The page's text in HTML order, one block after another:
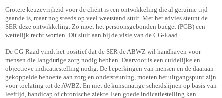
Grotere keuzevrijheid voor de cliënt is een ontwikkeling die al geruime tijd
gaande is, maar nog steeds op veel weerstand stuit. Met het advies steunt de
SER deze ontwikkeling. Zo moet het persoonsgebonden budget (PGB) een
wettelijk recht worden. Dit sluit aan bij de visie van de CG-Raad.
De CG-Raad vindt het positief dat de SER de ABWZ wil handhaven voor
mensen die langdurige zorg nodig hebben. Daarvoor is een duidelijke en
objectieve indicatiestelling nodig. De beperkingen van mensen en de daaraan
gekoppelde behoefte aan zorg en ondersteuning, moeten het uitgangspunt zijn
voor toelating tot de AWBZ. En niet de kunstmatige scheidslijnen op basis van
leeftijd, handicap of chronische ziekte. Een goede indicatiestelling kan